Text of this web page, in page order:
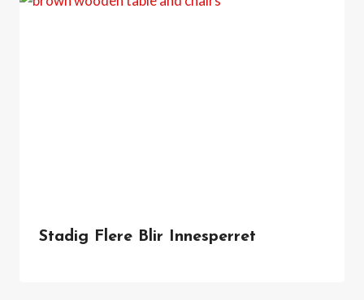
Stadig Flere Blir Innesperret